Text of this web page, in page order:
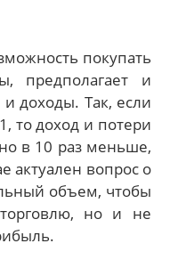
покупать
предполагает и
доходы. Так, если
то доход и потери
в 10 раз меньше,
актуален вопрос о
объем, чтобы
торговлю, но и не